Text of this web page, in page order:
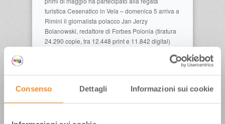
Consenso Dettagli Informazioni sui cookie
turistica Cesenatico in Vela – domenica 5 arriva a
Rimini il giornalista polacco Jan Jerzy
Bolanowski, redattore di Forbes Polonia (tiratura
24.290 copie, tra 12.448 print e 11.842 digital)
8 maggio. Il giornalista domenica visiterà il centro
un bike tour lungo la spiaggia e il Parco del Mare
con visita al Grand Hotel di Rimini, così caro al
incontrerà il Ceo Ducati e Presidente di Motor